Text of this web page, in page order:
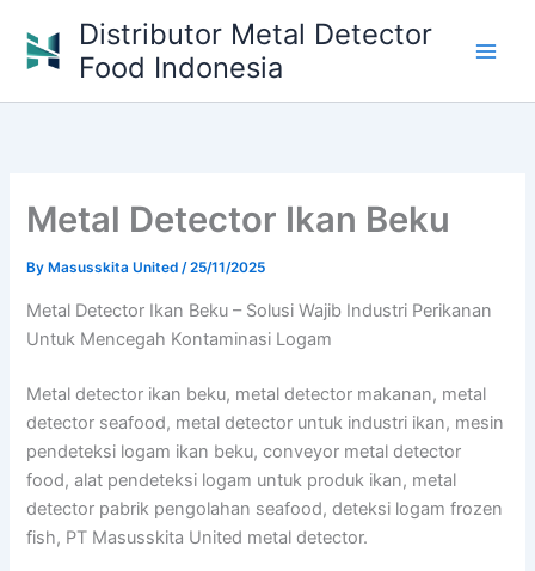
content
Distributor Metal Detector
Food Indonesia
Metal Detector Ikan Beku
By Masusskita United/25/11/2025
Metal Detector Ikan Beku – Solusi Wajib Industri Perikanan
Untuk Mencegah Kontaminasi Logam
Metal detector ikan beku, metal detector makanan, metal
detector seafood, metal detector untuk industri ikan, mesin
pendeteksi logam ikan beku, conveyor metal detector
food, alat pendeteksi logam untuk produk ikan, metal
detector pabrik pengolahan seafood, deteksi logam frozen
fish, PT Masusskita United metal detector.